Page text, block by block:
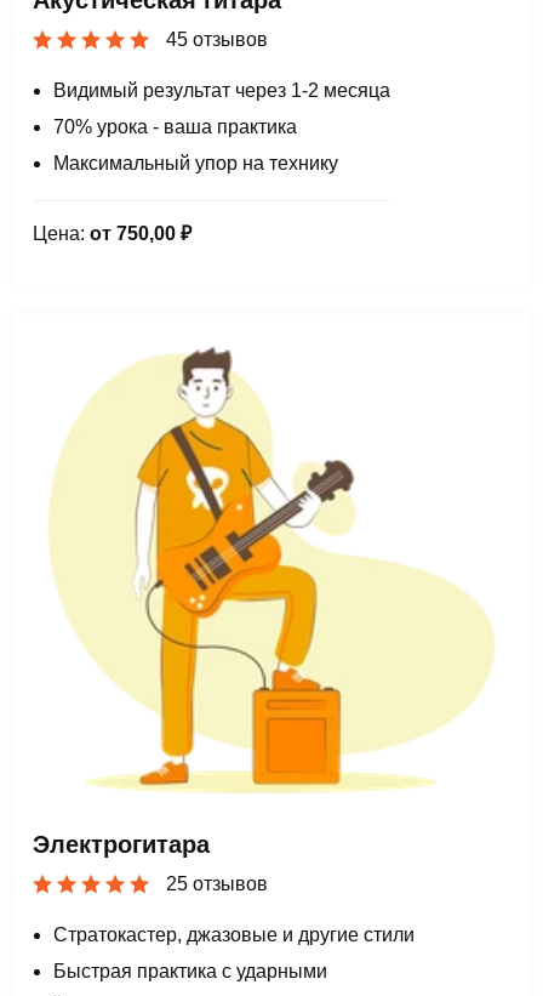
45 отзывов
Видимый результат через 1-2 месяца
70% урока - ваша практика
Максимальный упор на технику
Цена: от 750,00 ₽
Электрогитара
25 отзывов
Стратокастер, джазовые и другие стили
Быстрая практика с ударными